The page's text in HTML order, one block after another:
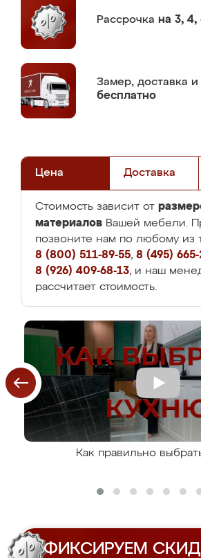
Рассрочка на 3, 4,
Замер, доставка
бесплатно
Цена Доставка
Стоимость зависит от
материалов Вашей мебели.
позвоните нам по любому из
8 (800) 511-89-55, 8 (495)
8 (926) 409-68-13, и наш
рассчитает стоимость.
Как правильно
ФИКСИРУЕМ